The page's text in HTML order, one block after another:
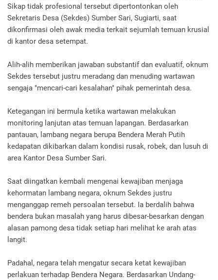
Sikap tidak profesional tersebut dipertontonkan oleh
Sekretaris Desa (Sekdes) Sumber Sari, Sugiarti, saat
dikonfirmasi oleh awak media terkait sejumlah temuan krusial
di kantor desa setempat.
Alih-alih memberikan jawaban substantif dan evaluatif, oknum
Sekdes tersebut justru meradang dan menuding wartawan
sengaja "mencari-cari kesalahan" pihak pemerintah desa.
Ketegangan ini bermula ketika wartawan melakukan
monitoring lanjutan atas temuan lapangan. Berdasarkan
pantauan, lambang negara berupa Bendera Merah Putih
kedapatan dikibarkan dalam kondisi rusak, robek, dan lusuh di
area Kantor Desa Sumber Sari.
Saat diingatkan kembali mengenai kewajiban menjaga
kehormatan lambang negara, oknum Sekdes justru
menganggap remeh persoalan tersebut. Ia berdalih bahwa
bendera bukan masalah yang harus dibesar-besarkan dengan
alasan pamong desa tidak setiap hari melihat ke arah atas
langit.
Padahal, negara telah mengatur secara ketat kewajiban
perlakuan terhadap Bendera Negara. Berdasarkan Undang-